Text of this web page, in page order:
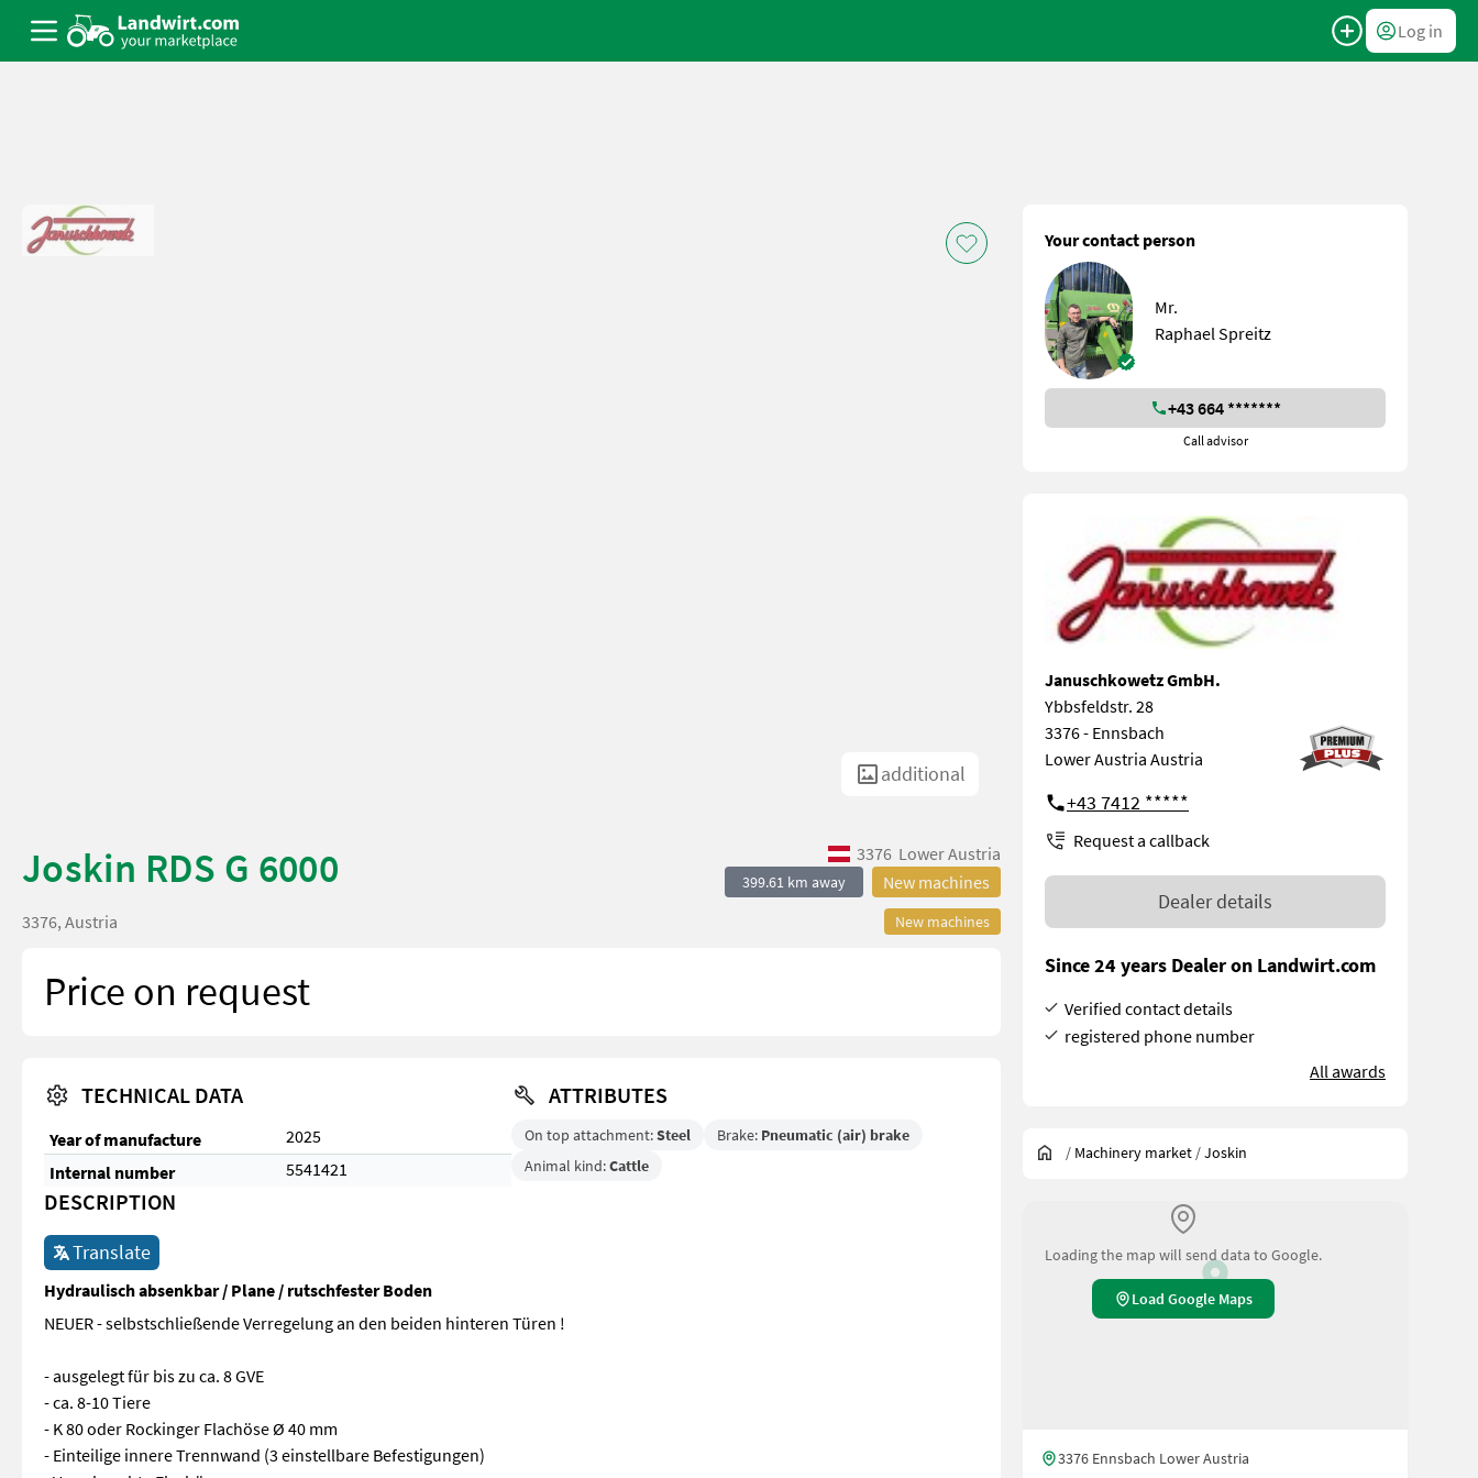
Log in
additional
Joskin RDS G 6000 3376 Lower Austria
399.61 km away New machines
New machines
3376, Austria
Price on request
TECHNICAL DATA
Year of manufacture
2025
Internal number
5541421
ATTRIBUTES
On top attachment:Steel Brake: Pneumatic (air) brake
Animal kind:Cattle
DESCRIPTION
Translate
Hydraulisch absenkbar / Plane / rutschfester Boden
NEUER - selbstschließende Verregelung an den beiden hinteren Türen !
- ausgelegt für bis zu ca. 8 GVE
- ca. 8-10 Tiere
- K 80 oder Rockinger Flachöse Ø 40 mm
- Einteilige innere Trennwand (3 einstellbare Befestigungen)
Your contact person
Mr.
Raphael Spreitz
+43 664 *******
Call advisor
Januschkowetz GmbH.
Ybbsfeldstr. 28
3376 - Ennsbach
Lower Austria Austria
+43 7412 *****
Request a callback
Dealer details
Since 24 years Dealer on Landwirt.com
Verified contact details
registered phone number
All awards
/ Machinery market /Joskin
Loading the map will send data to Google.
Load Google Maps
3376 Ennsbach Lower Austria